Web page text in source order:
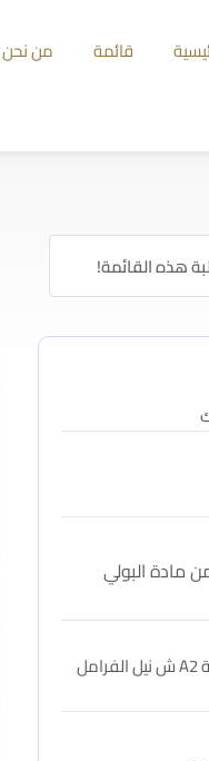
قائمة من نحن
هذه القائمة!
مادة البولي
المنطقة الصناعية الثالثة A2 ش نيل الفرامل